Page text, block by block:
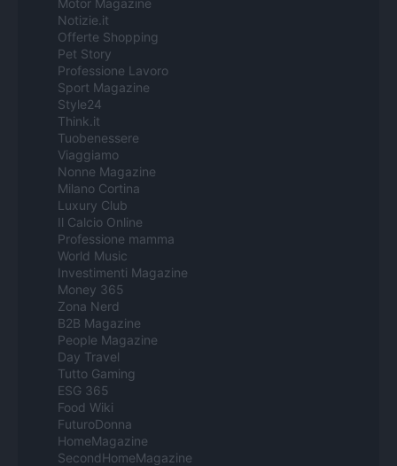
Notizie.it
Offerte Shopping
Pet Story
Professione Lavoro
Sport Magazine
Style24
Think.it
Tuobenessere
Viaggiamo
Nonne Magazine
Milano Cortina
Luxury Club
Il Calcio Online
Professione mamma
World Music
Investimenti Magazine
Money 365
Zona Nerd
B2B Magazine
People Magazine
Day Travel
Tutto Gaming
ESG 365
Food Wiki
FuturoDonna
HomeMagazine
SecondHomeMagazine